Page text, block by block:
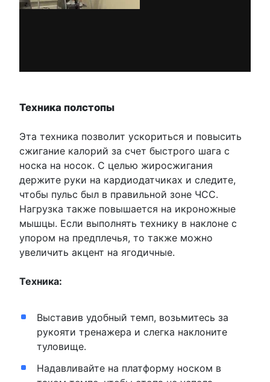
Техника полстопы
Эта техника позволит ускориться и повысить
сжигание калорий за счет быстрого шага с
носка на носок. С целью жиросжигания
держите руки на кардиодатчиках и следите,
чтобы пульс был в правильной зоне ЧСС.
Нагрузка также повышается на икроножные
мышцы. Если выполнять технику в наклоне с
упором на предплечья, то также можно
увеличить акцент на ягодичные.
Техника:
Выставив удобный темп, возьмитесь за
рукояти тренажера и слегка наклоните
туловище.
Надавливайте на платформу носком в